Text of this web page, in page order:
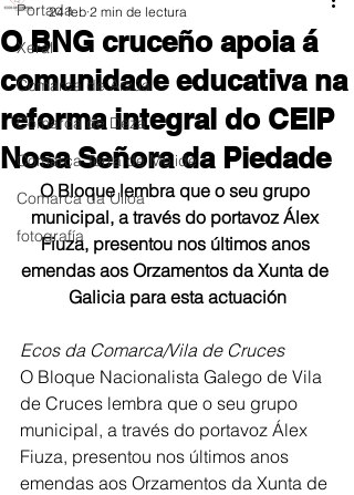
Portada
Xeral
Comarca de Arzúa
Comarca de Deza
Comarca Terra de Melide
Comarca da Ulloa
fotografía
O BNG cruceño apoia á
comunidade educativa na
reforma integral do CEIP
Nosa Señora da Piedade
24 feb 2 min de lectura
O Bloque lembra que o seu grupo
municipal, a través do portavoz Álex
Fiuza, presentou nos últimos anos
emendas aos Orzamentos da Xunta de
Galicia para esta actuación
Ecos da Comarca/Vila de Cruces
O Bloque Nacionalista Galego de Vila
de Cruces lembra que o seu grupo
municipal, a través do portavoz Álex
Fiuza, presentou nos últimos anos
emendas aos Orzamentos da Xunta de